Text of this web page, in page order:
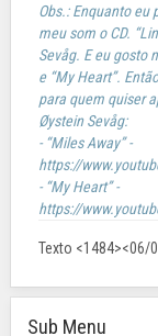
Obs.: Enquanto eu
meu som o CD.
Sevåg. E eu gosto
e “My Heart”.
para quem quiser
Øystein Sevåg:
- “Miles Away” -
https://
- “My Heart” -
https://
Texto <1484><06/
Sub Menu